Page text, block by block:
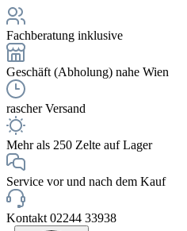
Fachberatung inklusive
Geschäft (Abholung) nahe Wien
rascher Versand
Mehr als 250 Zelte auf Lager
Service vor und nach dem Kauf
Kontakt 02244 33938